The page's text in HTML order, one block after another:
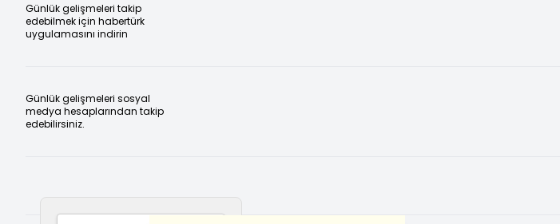
Günlük gelişmeleri takip
edebilmek için habertürk
uygulamasını indirin
Günlük gelişmeleri sosyal
medya hesaplarından takip
edebilirsiniz.